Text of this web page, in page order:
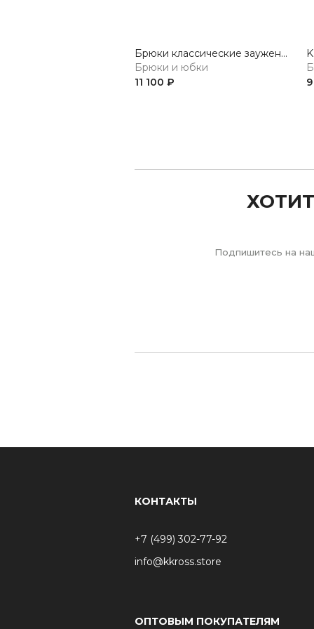
Брюки классические зауженные
Брюки и юбки
11 100 ₽
Подпишитесь на
КОНТАКТЫ
+7 (499) 302-77-92
info@kkross.store
ОПТОВЫМ ПОКУПАТЕЛЯМ